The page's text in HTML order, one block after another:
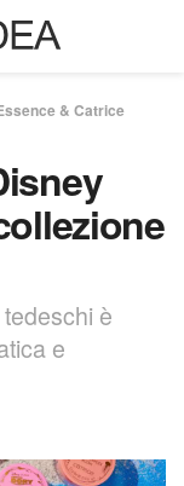
& Catrice
è
e